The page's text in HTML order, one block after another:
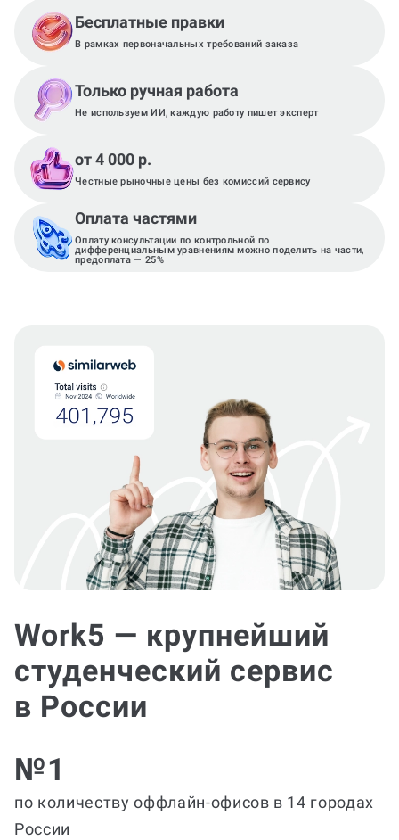
Бесплатные правки
В рамках первоначальных требований заказа
Только ручная работа
Не используем ИИ, каждую работу пишет эксперт
от 4 000 р.
Честные рыночные цены без комиссий сервису
Оплата частями
Оплату консультации по контрольной по
дифференциальным уравнениям можно поделить на части,
предоплата — 25%
Work5 — крупнейший
студенческий сервис
в России
№1
по количеству оффлайн-офисов в 14 городах
России